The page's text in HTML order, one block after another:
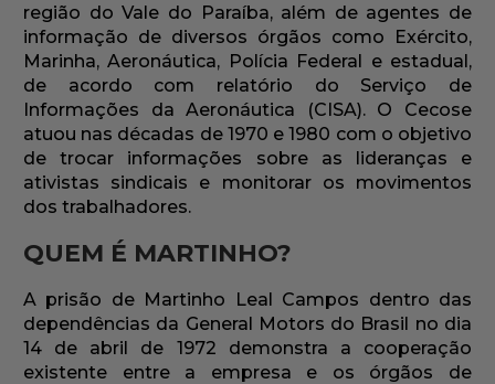
região do Vale do Paraíba, além de agentes de
informação de diversos órgãos como Exército,
Marinha, Aeronáutica, Polícia Federal e estadual,
de acordo com relatório do Serviço de
Informações da Aeronáutica (CISA). O Cecose
atuou nas décadas de 1970 e 1980 com o objetivo
de trocar informações sobre as lideranças e
ativistas sindicais e monitorar os movimentos
dos trabalhadores.
QUEM É MARTINHO?
A prisão de Martinho Leal Campos dentro das
dependências da General Motors do Brasil no dia
14 de abril de 1972 demonstra a cooperação
existente entre a empresa e os órgãos de